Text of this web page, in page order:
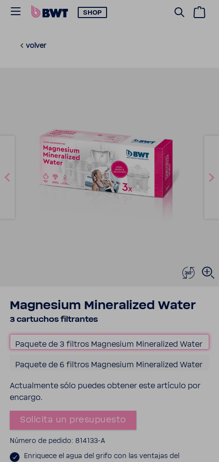
SHOP
volver
Magne­sium Mine­ra­lized Water
3 cartu­chos filtrantes
Paquete de 3 filtros Magne­sium Mine­ra­lized Water
Paquete de 6 filtros Magne­sium Mine­ra­lized Water
Actual­mente sólo puedes obtener este artículo por
encargo.
Soli­cita un presu­puesto
Número de pedido: 814133-​A
Enri­quece el agua del grifo con las ventajas del